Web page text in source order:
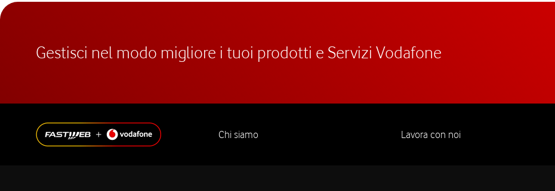
Gestisci nel modo migliore i tuoi prodotti e Servizi Vodafone
Chi siamo Lavora con noi